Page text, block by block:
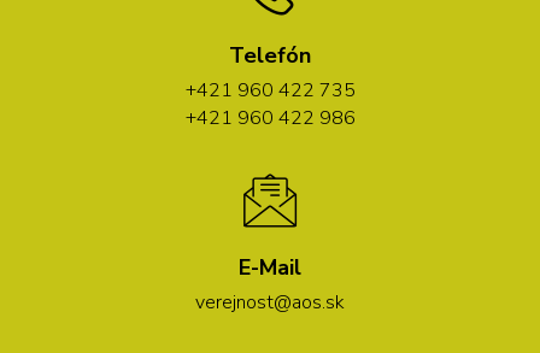
Telefón
+421 960 422 735
+421 960 422 986
E-Mail
verejnost@aos.sk